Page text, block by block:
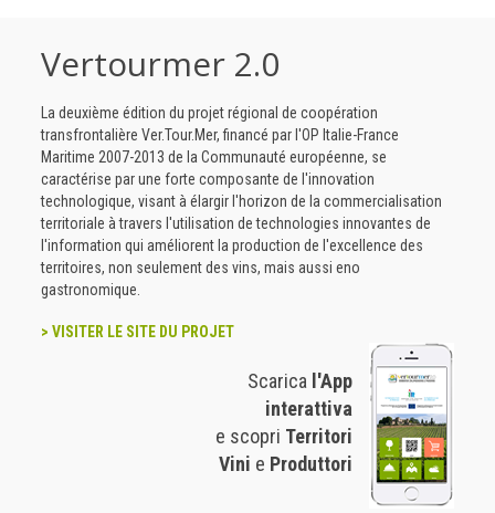
Vertourmer 2.0
La deuxième édition du projet régional de coopération
transfrontalière Ver.Tour.Mer, financé par l'OP Italie-France
Maritime 2007-2013 de la Communauté européenne, se
caractérise par une forte composante de l'innovation
technologique, visant à élargir l'horizon de la commercialisation
territoriale à travers l'utilisation de technologies innovantes de
l'information qui améliorent la production de l'excellence des
territoires, non seulement des vins, mais aussi eno
gastronomique.
> VISITER LE SITE DU PROJET
Scarica l'App
interattiva
e scopri Territori
Vini e Produttori